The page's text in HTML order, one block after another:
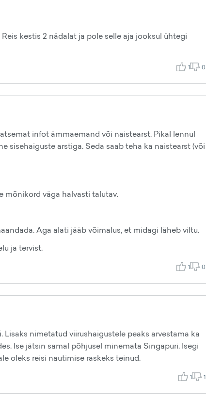
kestis 2 nädalat ja pole selle aja jooksul ühtegi
1 0
infot ämmaemand või naistearst. Pikal lennul
sisehaiguste arstiga. Seda saab teha ka naistearst (või
mõnikord väga halvasti talutav.
Aga alati jääb võimalus, et midagi läheb viltu.
ja tervist.
1 0
nimetatud viirushaigustele peaks arvestama ka
Ise jätsin samal põhjusel minemata Singapuri. Isegi
oleks reisi nautimise raskeks teinud.
1 1